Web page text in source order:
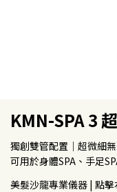
KMN-SPA 3
獨創雙管配置｜超微細
可用於身體SPA、手足
美髮沙龍專業儀器 | 點